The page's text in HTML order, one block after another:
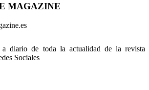
MAGAZINE
a diario de toda la actualidad de la revista
Sociales